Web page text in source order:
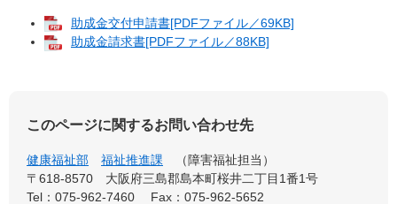
助成金交付申請書[PDFファイル／69KB]
助成金請求書[PDFファイル／88KB]
このページに関するお問い合わせ先
健康福祉部 福祉推進課
障害福祉担当
〒618-8570
大阪府三島郡島本町桜井二丁目1番1号
Tel：075-962-7460
Fax：075-962-5652